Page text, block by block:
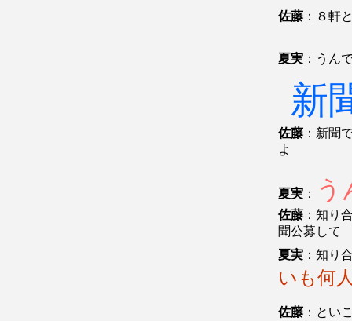
佐藤 ：８軒
夏実 ：うん
新
佐藤 ：新聞
よ
夏実 ： う
佐藤 ：知り
聞公募して
夏実 ：知り
いも何
佐藤 ：とい